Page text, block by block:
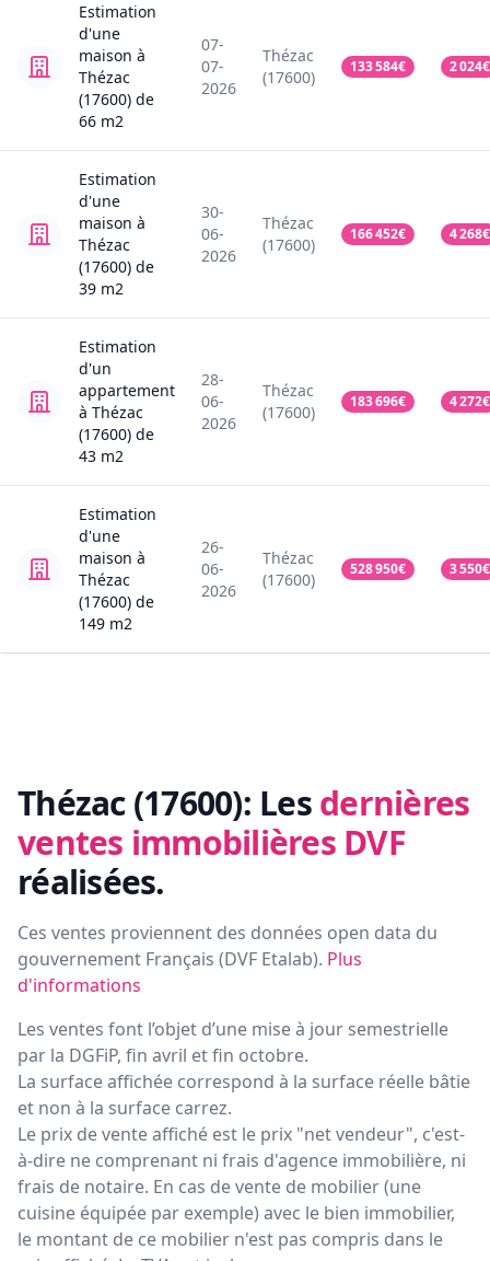
Estimation
d'une
maison à
Thézac
(17600) de
66 m2
07-
07-
2026
Thézac
(17600)
133 584€ 2 024€
Estimation
d'une
maison à
Thézac
(17600) de
39 m2
30-
06-
2026
Thézac
(17600)
166 452€ 4 268€
Estimation
d'un
appartement
à Thézac
(17600) de
43 m2
28-
06-
2026
Thézac
(17600)
183 696€ 4 272€
Estimation
d'une
maison à
Thézac
(17600) de
149 m2
26-
06-
2026
Thézac
(17600)
528 950€ 3 550€
Thézac (17600): Les dernières
ventes immobilières DVF
réalisées.
Ces ventes proviennent des données open data du
gouvernement Français (DVF Etalab). Plus
d'informations
Les ventes font l’objet d’une mise à jour semestrielle
par la DGFiP, fin avril et fin octobre.
La surface affichée correspond à la surface réelle bâtie
et non à la surface carrez.
Le prix de vente affiché est le prix "net vendeur", c'est-
à-dire ne comprenant ni frais d'agence immobilière, ni
frais de notaire. En cas de vente de mobilier (une
cuisine équipée par exemple) avec le bien immobilier,
le montant de ce mobilier n'est pas compris dans le